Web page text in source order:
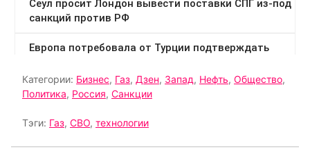
Категории: Бизнес, Газ, Дзен, Запад, Нефть, Общество,
Политика, Россия, Санкции
Тэги: Газ, СВО, технологии